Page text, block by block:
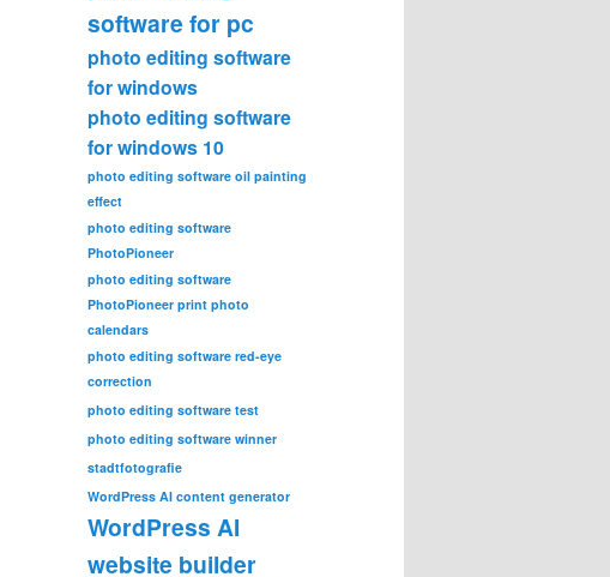
software for pc
photo editing software
for windows
photo editing software
for windows 10
photo editing software oil painting
effect
photo editing software
PhotoPioneer
photo editing software
PhotoPioneer print photo
calendars
photo editing software red-eye
correction
photo editing software test
photo editing software winner
stadtfotografie
WordPress AI content generator
WordPress AI
website builder